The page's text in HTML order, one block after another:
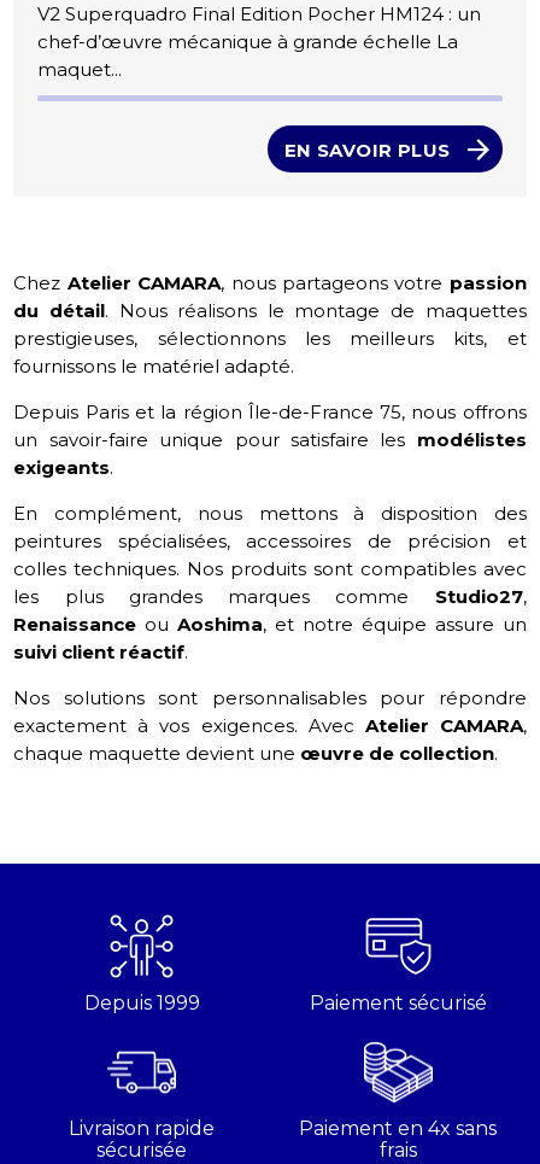
V2 Superquadro Final Edition Pocher HM124 : un
chef-d’œuvre mécanique à grande échelle La
maquet...
EN SAVOIR PLUS
Chez Atelier CAMARA, nous partageons votre passion
du détail. Nous réalisons le montage de maquettes
prestigieuses, sélectionnons les meilleurs kits, et
fournissons le matériel adapté.
Depuis Paris et la région Île-de-France 75, nous offrons
un savoir-faire unique pour satisfaire les modélistes
exigeants.
En complément, nous mettons à disposition des
peintures spécialisées, accessoires de précision et
colles techniques. Nos produits sont compatibles avec
les plus grandes marques comme Studio27,
Renaissance ouAoshima, et notre équipe assure un
suivi client réactif.
Nos solutions sont personnalisables pour répondre
exactement à vos exigences. Avec Atelier CAMARA,
chaque maquette devient une œuvre de collection.
Depuis 1999 Paiement sécurisé
Livraison rapide
sécurisée
Paiement en 4x sans
frais